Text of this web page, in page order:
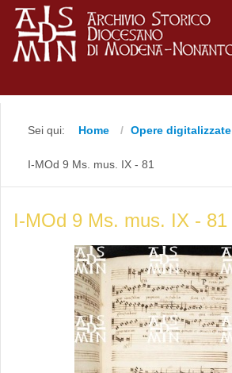
Sei qui: Home Opere digitalizzate
I-MOd 9 Ms. mus. IX - 81
I-MOd 9 Ms. mus. IX - 81